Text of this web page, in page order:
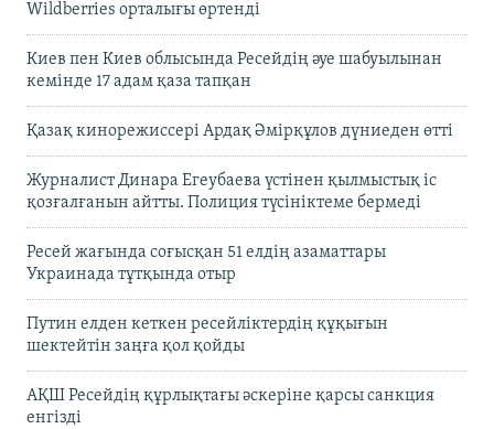
Wildberries орталығы өртенді
Киев пен Киев облысында Ресейдің әуе шабуылынан
кемінде 17 адам қаза тапқан
Қазақ кинорежиссері Ардақ Әмірқұлов дүниеден өтті
Журналист Динара Егеубаева үстінен қылмыстық іс
қозғалғанын айтты. Полиция түсініктеме бермеді
Ресей жағында соғысқан 51 елдің азаматтары
Украинада тұтқында отыр
Путин елден кеткен ресейліктердің құқығын
шектейтін заңға қол қойды
АҚШ Ресейдің құрлықтағы әскеріне қарсы санкция
енгізді